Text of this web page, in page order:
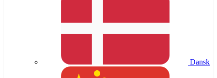
Dansk